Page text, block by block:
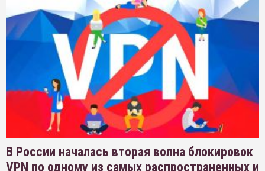
В России началась вторая волна блокировок
VPN по одному из самых распространенных и